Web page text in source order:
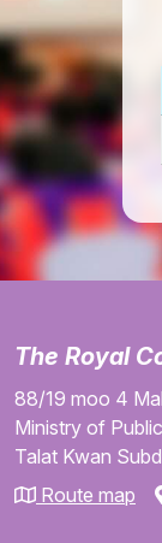
The Royal
88/19 moo 4
Ministry of
Talat Kwan
Route map